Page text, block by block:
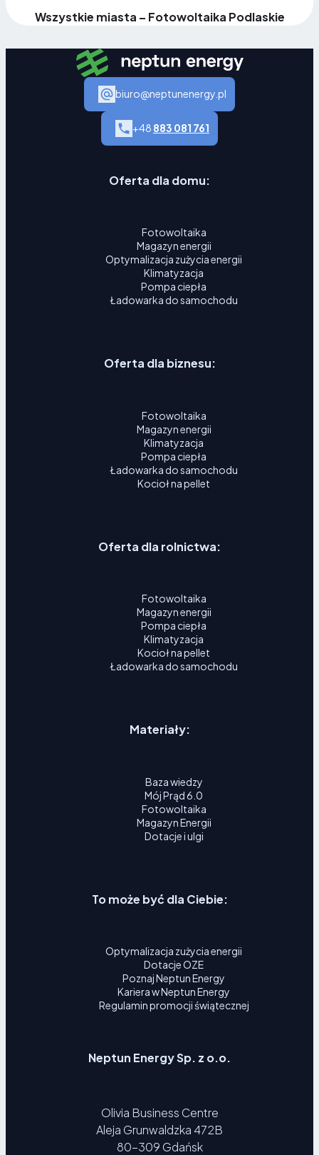
Wszystkie miasta – Fotowoltaika Podlaskie
biuro@neptunenergy.pl
+48 883 081 761
Oferta dla domu:
Fotowoltaika
Magazyn energii
Optymalizacja zużycia energii
Klimatyzacja
Pompa ciepła
Ładowarka do samochodu
Oferta dla biznesu:
Fotowoltaika
Magazyn energii
Klimatyzacja
Pompa ciepła
Ładowarka do samochodu
Kocioł na pellet
Oferta dla rolnictwa:
Fotowoltaika
Magazyn energii
Pompa ciepła
Klimatyzacja
Kocioł na pellet
Ładowarka do samochodu
Materiały:
Baza wiedzy
Mój Prąd 6.0
Fotowoltaika
Magazyn Energii
Dotacje i ulgi
To może być dla Ciebie:
Optymalizacja zużycia energii
Dotacje OZE
Poznaj Neptun Energy
Kariera w Neptun Energy
Regulamin promocji świątecznej
Neptun Energy Sp. z o.o.
Olivia Business Centre
Aleja Grunwaldzka 472B
80-309 Gdańsk